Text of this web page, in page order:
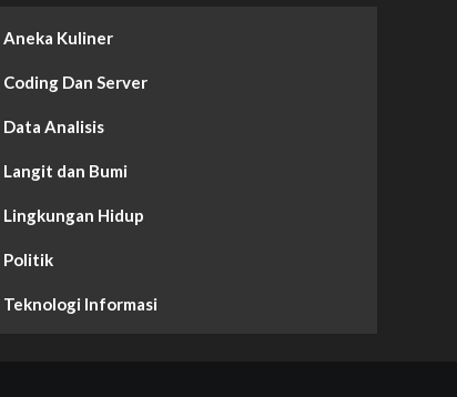
Aneka Kuliner
Coding Dan Server
Data Analisis
Langit dan Bumi
Lingkungan Hidup
Politik
Teknologi Informasi